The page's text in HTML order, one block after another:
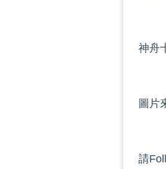
神舟
圖片
請